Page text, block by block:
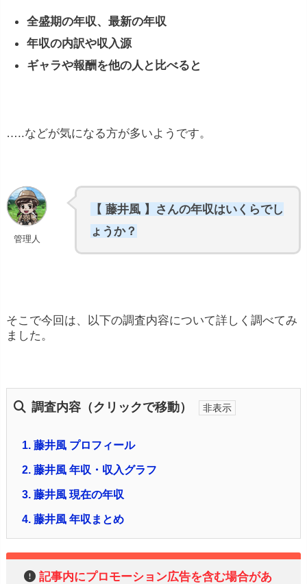
全盛期の年収、最新の年収
年収の内訳や収入源
ギャラや報酬を他の人と比べると
…..などが気になる方が多いようです。
管理人
【 藤井風 】さんの年収はいくらでし
ょうか？
そこで今回は、以下の調査内容について詳しく調べてみ
ました。
調査内容（クリックで移動）
1. 藤井風 プロフィール
2. 藤井風 年収・収入グラフ
3. 藤井風 現在の年収
4. 藤井風 年収まとめ
記事内にプロモーション広告を含む場合があ